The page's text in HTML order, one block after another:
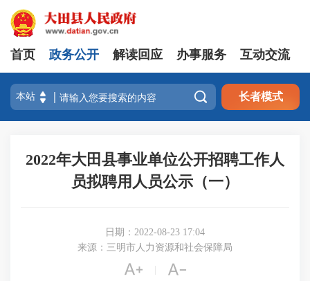
首页 政务公开 解读回应 办事服务 互动交流
 长者模式
2022年大田县事业单位公开招聘工作人
员拟聘用人员公示（一）
日期：2022-08-23 17:04
来源：三明市人力资源和社会保障局
 